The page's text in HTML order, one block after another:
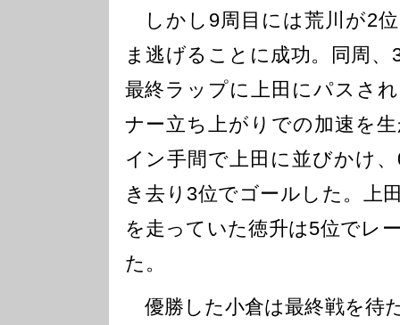
しかし9周目には荒川が2
ま逃げることに成功。同周
最終ラップに上田にパスさ
ナー立ち上がりでの加速を
イン手間で上田に並びかけ
き去り3位でゴールした。上
を走っていた徳升は5位でレ
た。
優勝した小倉は最終戦を待